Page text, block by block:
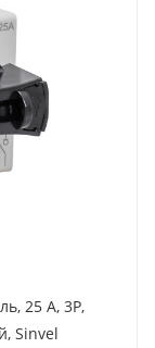
25 А, 3Р,
Sinvel